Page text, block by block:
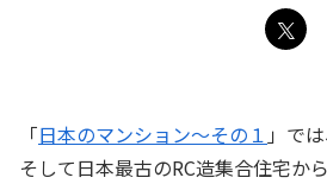
「日本のマンション～その１ 」で
そして日本最古のRC造集合住宅か